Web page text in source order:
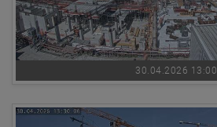
30.04.2026 13:00